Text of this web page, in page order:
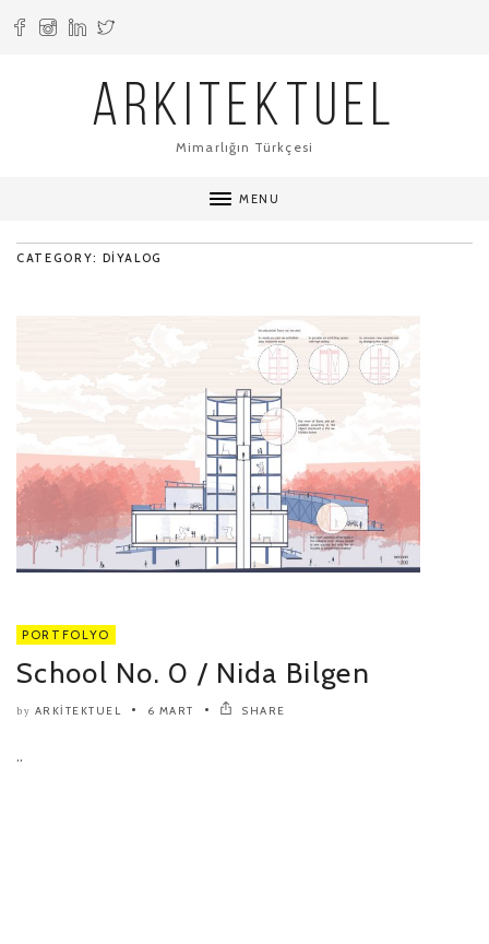
ARKITEKTUEL
Mimarlığın Türkçesi
MENU
CATEGORY: DIYALOG
PORTFOLYO
School No. 0 / Nida Bilgen
by ARKITEKTUEL 6 MART SHARE
..